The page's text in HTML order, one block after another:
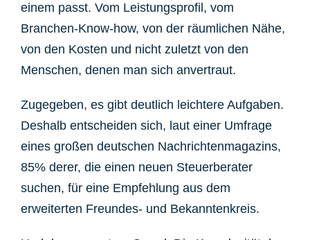
einem passt. Vom Leistungsprofil, vom
Branchen-Know-how, von der räumlichen Nähe,
von den Kosten und nicht zuletzt von den
Menschen, denen man sich anvertraut.
Zugegeben, es gibt deutlich leichtere Aufgaben.
Deshalb entscheiden sich, laut einer Umfrage
eines großen deutschen Nachrichtenmagazins,
85% derer, die einen neuen Steuerberater
suchen, für eine Empfehlung aus dem
erweiterten Freundes- und Bekanntenkreis.